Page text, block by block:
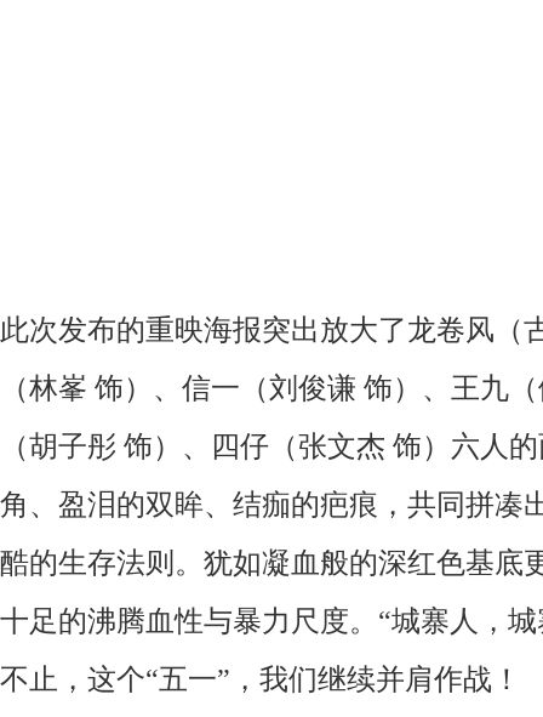
此次发布的重映海报突出放大了龙卷风（
（林峯 饰）、信一（刘俊谦 饰）、王九
（胡子彤 饰）、四仔（张文杰 饰）六人
角、盈泪的双眸、结痂的疤痕，共同拼凑
酷的生存法则。犹如凝血般的深红色基底
十足的沸腾血性与暴力尺度。“城寨人，
不止，这个“五一”，我们继续并肩作战！